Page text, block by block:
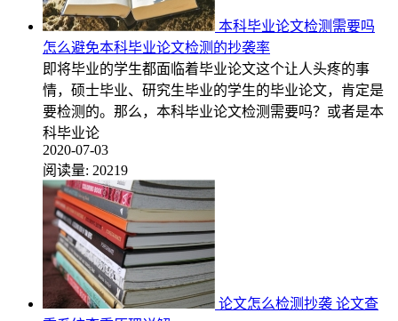
本科毕业论文检测需要吗
怎么避免本科毕业论文检测的抄袭率
即将毕业的学生都面临着毕业论文这个让人头疼的事
情，硕士毕业、研究生毕业的学生的毕业论文，肯定是
要检测的。那么，本科毕业论文检测需要吗？或者是本
科毕业论
2020-07-03
阅读量: 20219
论文怎么检测抄袭 论文查